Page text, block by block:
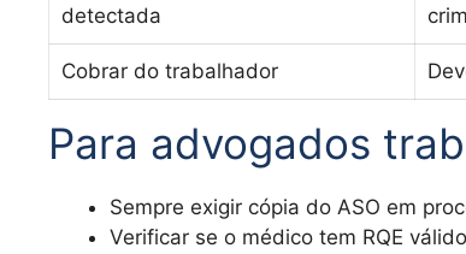
detectada
Cobrar do trabalhador
Para advogados
Sempre exigir cópia do ASO em
Verificar se o médico tem RQE